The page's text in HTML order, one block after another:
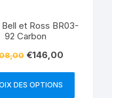
et Ross BR03-
92 Carbon
€146,00
DES OPTIONS